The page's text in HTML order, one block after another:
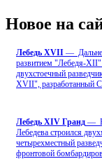
Новое на
Лебедь ХVII —
развитием "Лебедя-ХII"
двухстоечный
XVII", разработанный
Лебедь ХIV Гранд —
Лебедева строился
четырехместный
фронтовой